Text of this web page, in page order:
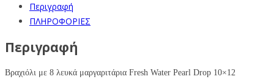
Περιγραφή
ΠΛΗΡΟΦΟΡΙΕΣ
Περιγραφή
Βραχιόλι με 8 λευκά μαργαριτάρια Fresh Water Pearl Drop 10×12